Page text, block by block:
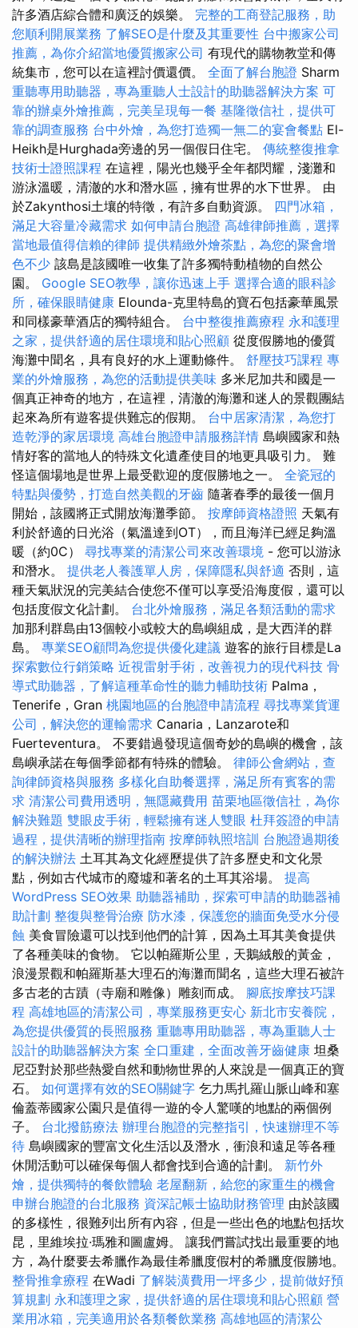
許多酒店綜合體和廣泛的娛樂。 完整的工商登記服務，助
您順利開展業務 了解SEO是什麼及其重要性 台中搬家公司
推薦，為你介紹當地優質搬家公司 有現代的購物教堂和傳
統集市，您可以在這裡討價還價。 全面了解台胞證 Sharm
重聽專用助聽器，專為重聽人士設計的助聽器解決方案 可
靠的辦桌外燴推薦，完美呈現每一餐 基隆徵信社，提供可
靠的調查服務 台中外燴，為您打造獨一無二的宴會餐點 El-
Heikh是Hurghada旁邊的另一個假日住宅。 傳統整復推拿
技術士證照課程 在這裡，陽光也幾乎全年都閃耀，淺灘和
游泳溫暖，清澈的水和潛水區，擁有世界的水下世界。 由
於Zakynthosi土壤的特徵，有許多自動資源。 四門冰箱，
滿足大容量冷藏需求 如何申請台胞證 高雄律師推薦，選擇
當地最值得信賴的律師 提供精緻外燴茶點，為您的聚會增
色不少 該島是該國唯一收集了許多獨特動植物的自然公
園。 Google SEO教學，讓你迅速上手 選擇合適的眼科診
所，確保眼睛健康 Elounda-克里特島的寶石包括豪華風景
和同樣豪華酒店的獨特組合。 台中整復推薦療程 永和護理
之家，提供舒適的居住環境和貼心照顧 從度假勝地的優質
海灘中聞名，具有良好的水上運動條件。 舒壓技巧課程 專
業的外燴服務，為您的活動提供美味 多米尼加共和國是一
個真正神奇的地方，在這裡，清澈的海灘和迷人的景觀團結
起來為所有遊客提供難忘的假期。 台中居家清潔，為您打
造乾淨的家居環境 高雄台胞證申請服務詳情 島嶼國家和熱
情好客的當地人的特殊文化遺產使目的地更具吸引力。 難
怪這個場地是世界上最受歡迎的度假勝地之一。 全瓷冠的
特點與優勢，打造自然美觀的牙齒 隨著春季的最後一個月
開始，該國將正式開放海灘季節。 按摩師資格證照 天氣有
利於舒適的日光浴（氣溫達到OT），而且海洋已經足夠溫
暖（約0C） 尋找專業的清潔公司來改善環境 - 您可以游泳
和潛水。 提供老人養護單人房，保障隱私與舒適 否則，這
種天氣狀況的完美結合使您不僅可以享受沿海度假，還可以
包括度假文化計劃。 台北外燴服務，滿足各類活動的需求
加那利群島由13個較小或較大的島嶼組成，是大西洋的群
島。 專業SEO顧問為您提供優化建議 遊客的旅行目標是La
探索數位行銷策略 近視雷射手術，改善視力的現代科技 骨
導式助聽器，了解這種革命性的聽力輔助技術 Palma，
Tenerife，Gran 桃園地區的台胞證申請流程 尋找專業貨運
公司，解決您的運輸需求 Canaria，Lanzarote和
Fuerteventura。 不要錯過發現這個奇妙的島嶼的機會，該
島嶼承諾在每個季節都有特殊的體驗。 律師公會網站，查
詢律師資格與服務 多樣化自助餐選擇，滿足所有賓客的需
求 清潔公司費用透明，無隱藏費用 苗栗地區徵信社，為你
解決難題 雙眼皮手術，輕鬆擁有迷人雙眼 杜拜簽證的申請
過程，提供清晰的辦理指南 按摩師執照培訓 台胞證過期後
的解決辦法 土耳其為文化經歷提供了許多歷史和文化景
點，例如古代城市的廢墟和著名的土耳其浴場。 提高
WordPress SEO效果 助聽器補助，探索可申請的助聽器補
助計劃 整復與整骨治療 防水漆，保護您的牆面免受水分侵
蝕 美食冒險還可以找到他們的計算，因為土耳其美食提供
了各種美味的食物。 它以帕羅斯公里，天鵝絨般的黃金，
浪漫景觀和帕羅斯基大理石的海灘而聞名，這些大理石被許
多古老的古蹟（寺廟和雕像）雕刻而成。 腳底按摩技巧課
程 高雄地區的清潔公司，專業服務更安心 新北市安養院，
為您提供優質的長照服務 重聽專用助聽器，專為重聽人士
設計的助聽器解決方案 全口重建，全面改善牙齒健康 坦桑
尼亞對於那些熱愛自然和動物世界的人來說是一個真正的寶
石。 如何選擇有效的SEO關鍵字 乞力馬扎羅山脈山峰和塞
倫蓋蒂國家公園只是值得一遊的令人驚嘆的地點的兩個例
子。 台北撥筋療法 辦理台胞證的完整指引，快速辦理不等
待 島嶼國家的豐富文化生活以及潛水，衝浪和遠足等各種
休閒活動可以確保每個人都會找到合適的計劃。 新竹外
燴，提供獨特的餐飲體驗 老屋翻新，給您的家重生的機會
申辦台胞證的台北服務 資深記帳士協助財務管理 由於該國
的多樣性，很難列出所有內容，但是一些出色的地點包括坎
昆，里維埃拉·瑪雅和圖盧姆。 讓我們嘗試找出最重要的地
方，為什麼要去希臘作為最佳希臘度假村的希臘度假勝地。
整骨推拿療程 在Wadi 了解裝潢費用一坪多少，提前做好預
算規劃 永和護理之家，提供舒適的居住環境和貼心照顧 營
業用冰箱，完美適用於各類餐飲業務 高雄地區的清潔公